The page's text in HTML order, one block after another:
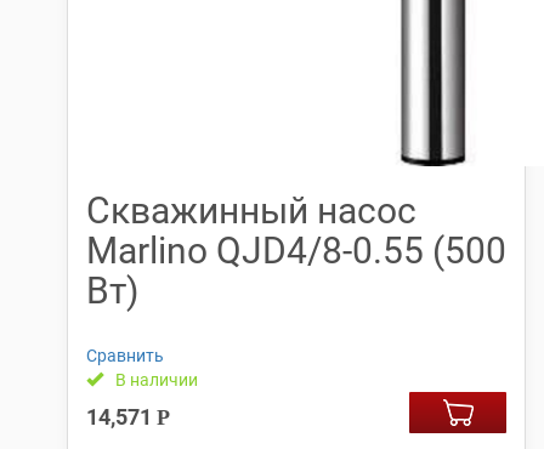
Скважинный насос
Marlino QJD4/8-0.55 (500
Вт)
Сравнить
В наличии
14,571 Р